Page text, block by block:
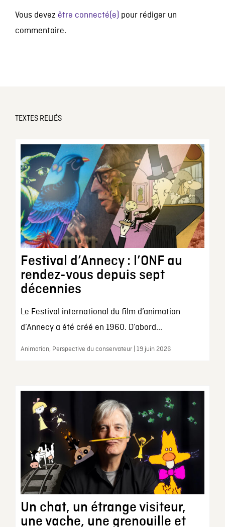
Vous devez être connecté(e) pour rédiger un
commentaire.
TEXTES RELIÉS
Festival d’Annecy : l’ONF au
rendez-vous depuis sept
décennies
Le Festival international du film d’animation
d’Annecy a été créé en 1960. D’abord...
Animation, Perspective du conservateur | 19 juin 2026
Un chat, un étrange visiteur,
une vache, une grenouille et